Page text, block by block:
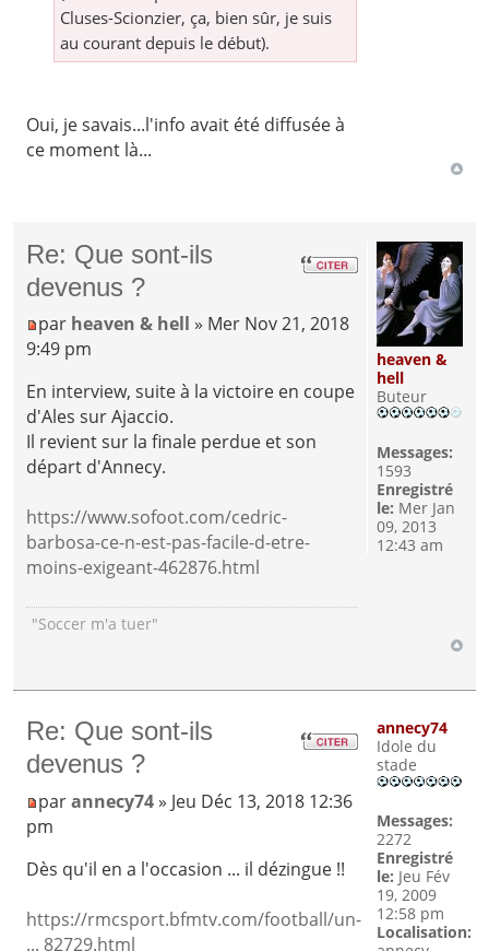
Cluses-Scionzier, ça, bien sûr, je suis
au courant depuis le début).
Oui, je savais...l'info avait été diffusée à
ce moment là...
Re: Que sont-ils
devenus ?
par heaven & hell » Mer Nov 21, 2018
9:49 pm
En interview, suite à la victoire en coupe
d'Ales sur Ajaccio.
Il revient sur la finale perdue et son
départ d'Annecy.
https://www.sofoot.com/cedric-
barbosa-ce-n-est-pas-facile-d-etre-
moins-exigeant-462876.html
"Soccer m'a tuer"
heaven &
hell
Buteur
Messages:
1593
Enregistré
le: Mer Jan
09, 2013
12:43 am
Re: Que sont-ils
devenus ?
parannecy74» Jeu Déc 13, 2018 12:36
pm
Dès qu'il en a l'occasion ... il dézingue !!
https://rmcsport.bfmtv.com/football/un-
... 82729.html
annecy74
Idole du
stade
Messages:
2272
Enregistré
le: Jeu Fév
19, 2009
12:58 pm
Localisation: